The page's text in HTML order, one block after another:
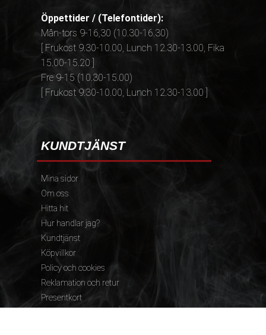
Öppettider / (Telefontider):
Mån-tors 9-16,30 (10.30-16.30)
[ Frukost 9.30-10.00, Lunch 12.30-13.00, Fika
15.00-15.20 ]
Fre 9-15 (10.30-15.00)
[ Frukost 9.30-10.00, Lunch 12.30-13.00 ]
KUNDTJÄNST
Mina sidor
Om oss
Hitta hit
Hur handlar jag?
Kundtjänst
Köpvillkor
Policy och cookies
Reklamation och retur
Presentkort